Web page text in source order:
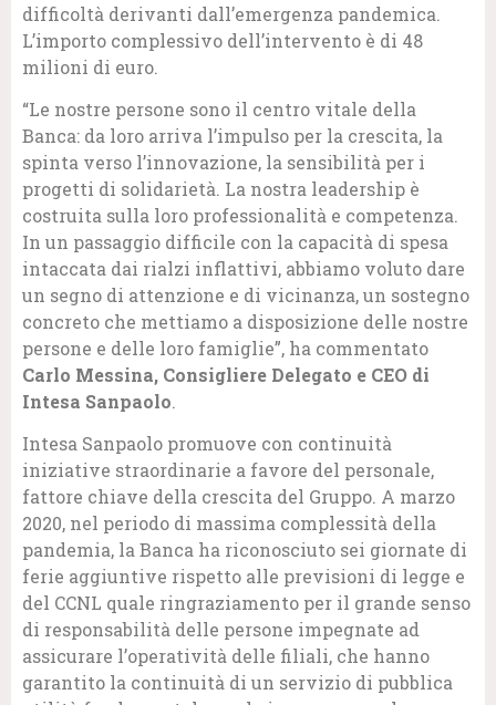
difficoltà derivanti dall’emergenza pandemica.
L’importo complessivo dell’intervento è di 48
milioni di euro.
“Le nostre persone sono il centro vitale della
Banca: da loro arriva l’impulso per la crescita, la
spinta verso l’innovazione, la sensibilità per i
progetti di solidarietà. La nostra leadership è
costruita sulla loro professionalità e competenza.
In un passaggio difficile con la capacità di spesa
intaccata dai rialzi inflattivi, abbiamo voluto dare
un segno di attenzione e di vicinanza, un sostegno
concreto che mettiamo a disposizione delle nostre
persone e delle loro famiglie”, ha commentato
Carlo Messina, Consigliere Delegato e CEO di
Intesa Sanpaolo.
Intesa Sanpaolo promuove con continuità
iniziative straordinarie a favore del personale,
fattore chiave della crescita del Gruppo. A marzo
2020, nel periodo di massima complessità della
pandemia, la Banca ha riconosciuto sei giornate di
ferie aggiuntive rispetto alle previsioni di legge e
del CCNL quale ringraziamento per il grande senso
di responsabilità delle persone impegnate ad
assicurare l’operatività delle filiali, che hanno
garantito la continuità di un servizio di pubblica